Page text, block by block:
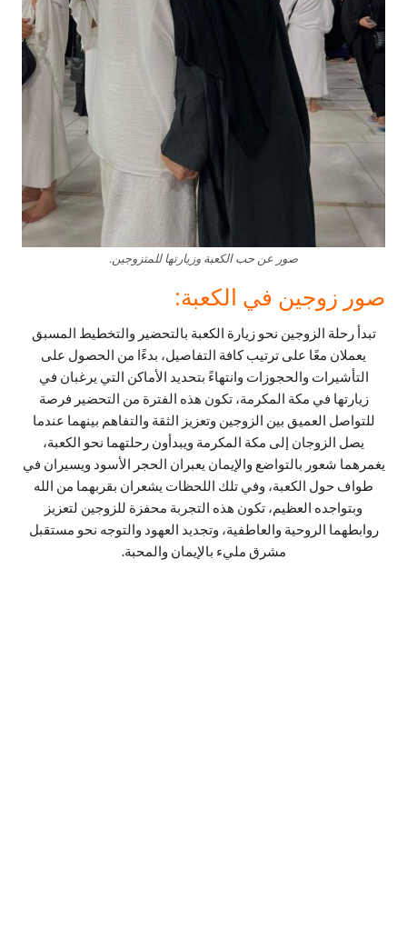
صور عن حب الكعبة وزيارتها للمتزوجين.
صور زوجين في الكعبة:
تبدأ رحلة الزوجين نحو زيارة الكعبة بالتحضير والتخطيط المسبق
يعملان معًا على ترتيب كافة التفاصيل، بدءًا من الحصول على
التأشيرات والحجوزات وانتهاءً بتحديد الأماكن التي يرغبان في
زيارتها في مكة المكرمة، تكون هذه الفترة من التحضير فرصة
للتواصل العميق بين الزوجين وتعزيز الثقة والتفاهم بينهما عندما
يصل الزوجان إلى مكة المكرمة ويبدأون رحلتهما نحو الكعبة،
يغمرهما شعور بالتواضع والإيمان يعبران الحجر الأسود ويسيران في
طواف حول الكعبة، وفي تلك اللحظات يشعران بقربهما من الله
وبتواجده العظيم، تكون هذه التجربة محفزة للزوجين لتعزيز
روابطهما الروحية والعاطفية، وتجديد العهود والتوجه نحو مستقبل
مشرق مليء بالإيمان والمحبة.